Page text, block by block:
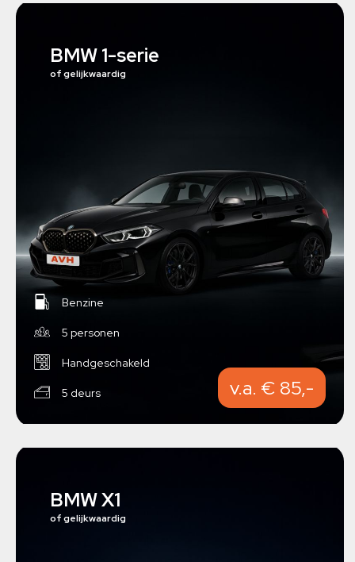
BMW 1-serie
of gelijkwaardig
Benzine
5 personen
Handgeschakeld
5 deurs v.a. € 85,-
BMW X1
of gelijkwaardig